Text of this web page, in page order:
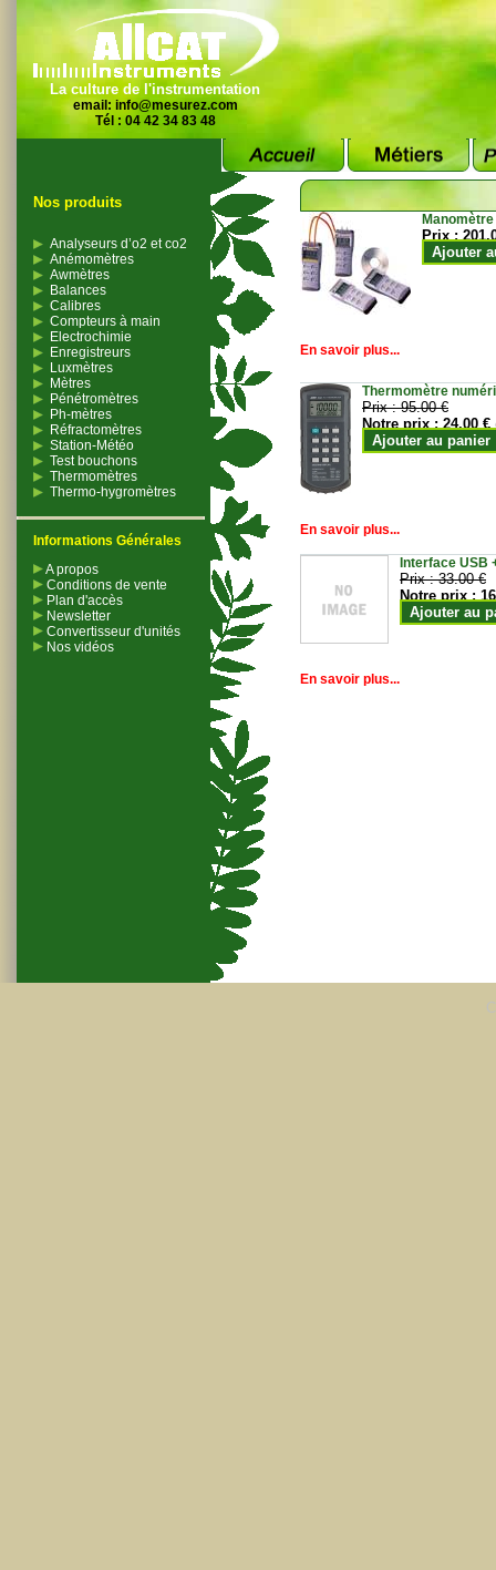
La culture de l'instrumentation
email: info@mesurez.com
Tél : 04 42 34 83 48
Nos produits
Analyseurs d’o2 et co2
Anémomètres
Awmètres
Balances
Calibres
Compteurs à main
Electrochimie
Enregistreurs
Luxmètres
Mètres
Pénétromètres
Ph-mètres
Réfractomètres
Station-Météo
Test bouchons
Thermomètres
Thermo-hygromètres
Informations Générales
A propos
Conditions de vente
Plan d'accès
Newsletter
Convertisseur d'unités
Nos vidéos
Prix :
Ajouter
En savoir plus...
Thermomètre
Prix :95.00 €
Notre prix :24.00 €
Ajouter au panier
En savoir plus...
Interface USB
Prix :33.00 €
Notre prix :
Ajouter au
En savoir plus...